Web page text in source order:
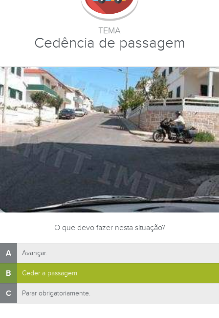
TEMA
Cedência de passagem
O que devo fazer nesta situação?
A Avançar.
B Ceder a passagem.
C Parar obrigatoriamente.